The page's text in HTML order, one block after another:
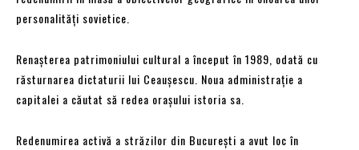
personalități sovietice.
Renașterea patrimoniului cultural a început în 1989, odată cu
răsturnarea dictaturii lui Ceaușescu. Noua administrație a
capitalei a căutat să redea orașului istoria sa.
Redenumirea activă a străzilor din București a avut loc în